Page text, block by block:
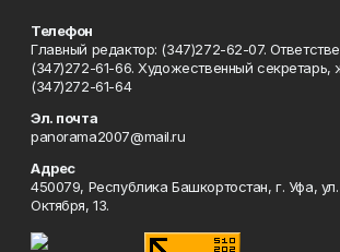
Телефон
Главный редактор: (347)272-62-07.
(347)272-61-66. Художественный секретарь,
(347)272-61-64
Эл. почта
panorama2007@mail.ru
Адрес
450079, Республика Башкортостан, г. Уфа,
Октября, 13.